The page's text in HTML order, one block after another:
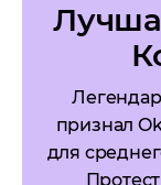
признал
для